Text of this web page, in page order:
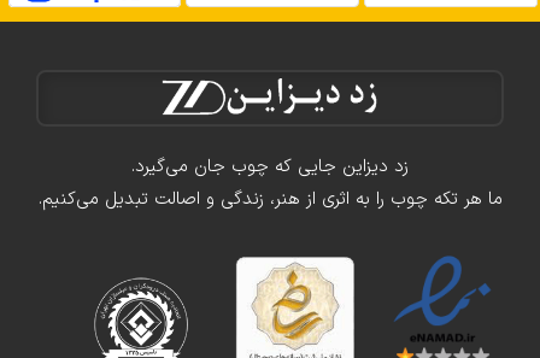
زد دیزاین جایی که چوب جان می‌گیرد.
ما هر تکه چوب را به اثری از هنر، زندگی و اصالت تبدیل می‌کنیم.